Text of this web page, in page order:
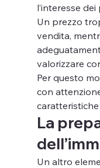
l’interesse
Un prezzo
vendita,
valorizzare
Per questo
con
La
Un altro